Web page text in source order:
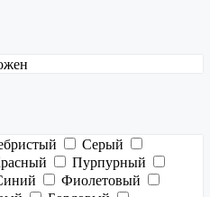
Серый
Пурпурный
Фиолетовый